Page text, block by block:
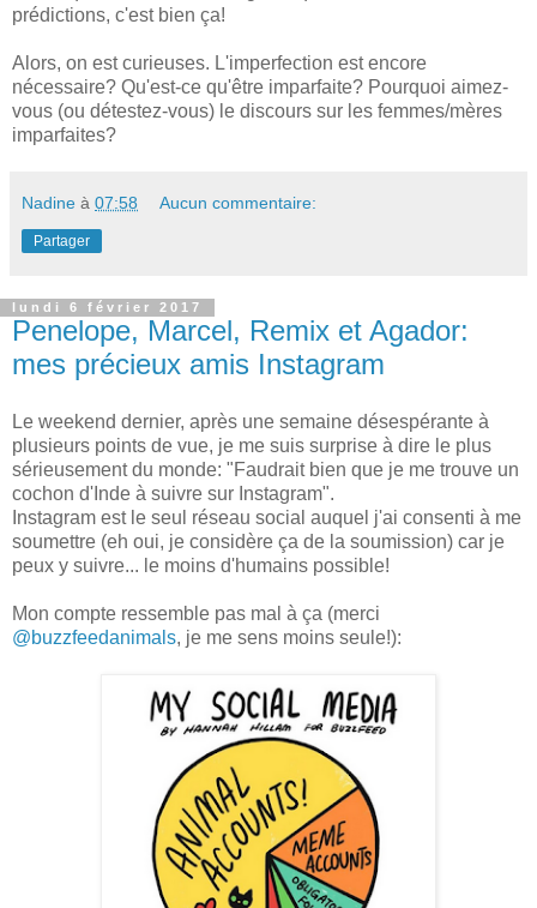
prédictions, c'est bien ça!
Alors, on est curieuses. L'imperfection est encore
nécessaire? Qu'est-ce qu'être imparfaite? Pourquoi aimez-
vous (ou détestez-vous) le discours sur les femmes/mères
imparfaites?
Nadine à 07:58 Aucun commentaire:
Partager
lundi 6 février 2017
Penelope, Marcel, Remix et Agador:
mes précieux amis Instagram
Le weekend dernier, après une semaine désespérante à
plusieurs points de vue, je me suis surprise à dire le plus
sérieusement du monde: "Faudrait bien que je me trouve un
cochon d'Inde à suivre sur Instagram".
Instagram est le seul réseau social auquel j'ai consenti à me
soumettre (eh oui, je considère ça de la soumission) car je
peux y suivre... le moins d'humains possible!
Mon compte ressemble pas mal à ça (merci
@buzzfeedanimals, je me sens moins seule!):